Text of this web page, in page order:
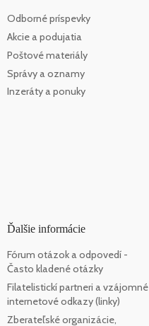
Odborné príspevky
Akcie a podujatia
Poštové materiály
Správy a oznamy
Inzeráty a ponuky
Ďalšie informácie
Fórum otázok a odpovedí -
Často kladené otázky
Filatelistickí partneri a vzájomné
internetové odkazy (linky)
Zberateľské organizácie,